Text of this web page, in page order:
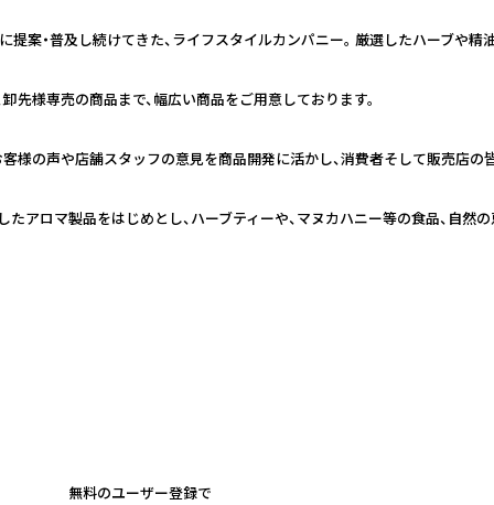
に提案・普及し続けてきた、ライフスタイルカンパニー。 厳選したハーブや
先様専売の商品まで、幅広い商品をご用意しております。
様の声や店舗スタッフの意見を商品開発に活かし、消費者そして販売店の
たアロマ製品をはじめとし、ハーブティーや、マヌカハニー等の食品、自然
無料のユーザー登録で